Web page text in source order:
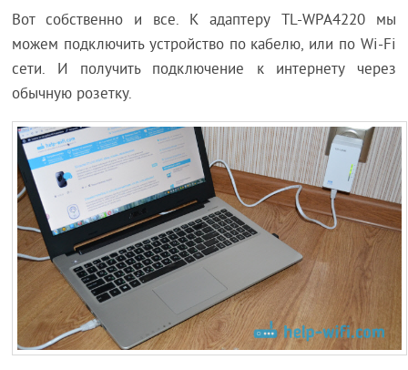
Вот собственно и все. К адаптеру TL-WPA4220 мы
можем подключить устройство по кабелю, или по Wi-Fi
сети. И получить подключение к интернету через
обычную розетку.